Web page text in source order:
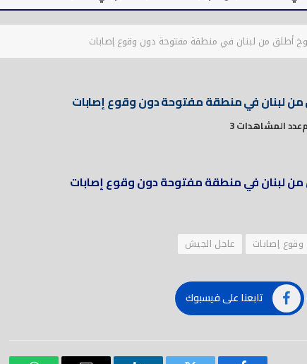
أطلق من لبنان في منطقة مفتوحة دون وقوع إصابات
لبنان في منطقة مفتوحة دون وقوع إصابات
عدد المشاهدات 3
لبنان في منطقة مفتوحة دون وقوع إصابات
إصابات عاجل الجيش
تابعنا على فيسبوك